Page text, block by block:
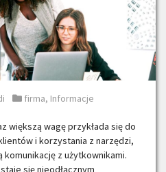
by Posted in
firma, Informacje
większą wagę przykłada się do
i korzystania z narzędzi,
z użytkownikami.
się nieodłącznym